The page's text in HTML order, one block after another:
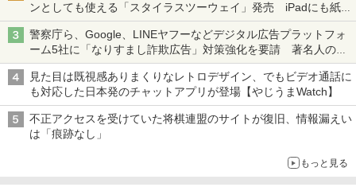
ンとしても使える「スタイラスツーウェイ」発売 iPadにも紙に
も、持ち替えずに書き込める
警察庁ら、Google、LINEヤフーなどデジタル広告プラットフォ
ーム5社に「なりすまし詐欺広告」対策強化を要請 著名人の写
真や映像を使った投資詐欺などへの対策として
見た目は既視感ありまくりなレトロデザイン、でもビデオ通話に
も対応した日本発のチャットアプリが登場【やじうまWatch】
不正アクセスを受けていた将棋連盟のサイトが復旧、情報漏えい
は「痕跡なし」
もっと見る